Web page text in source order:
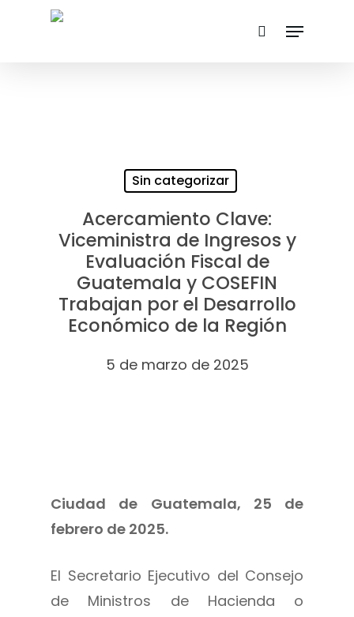
search
Menu
Sin categorizar
Acercamiento Clave:
Viceministra de Ingresos y
Evaluación Fiscal de
Guatemala y COSEFIN
Trabajan por el Desarrollo
Económico de la Región
5 de marzo de 2025
Ciudad de Guatemala, 25 de
febrero de 2025.
El Secretario Ejecutivo del Consejo
de Ministros de Hacienda o